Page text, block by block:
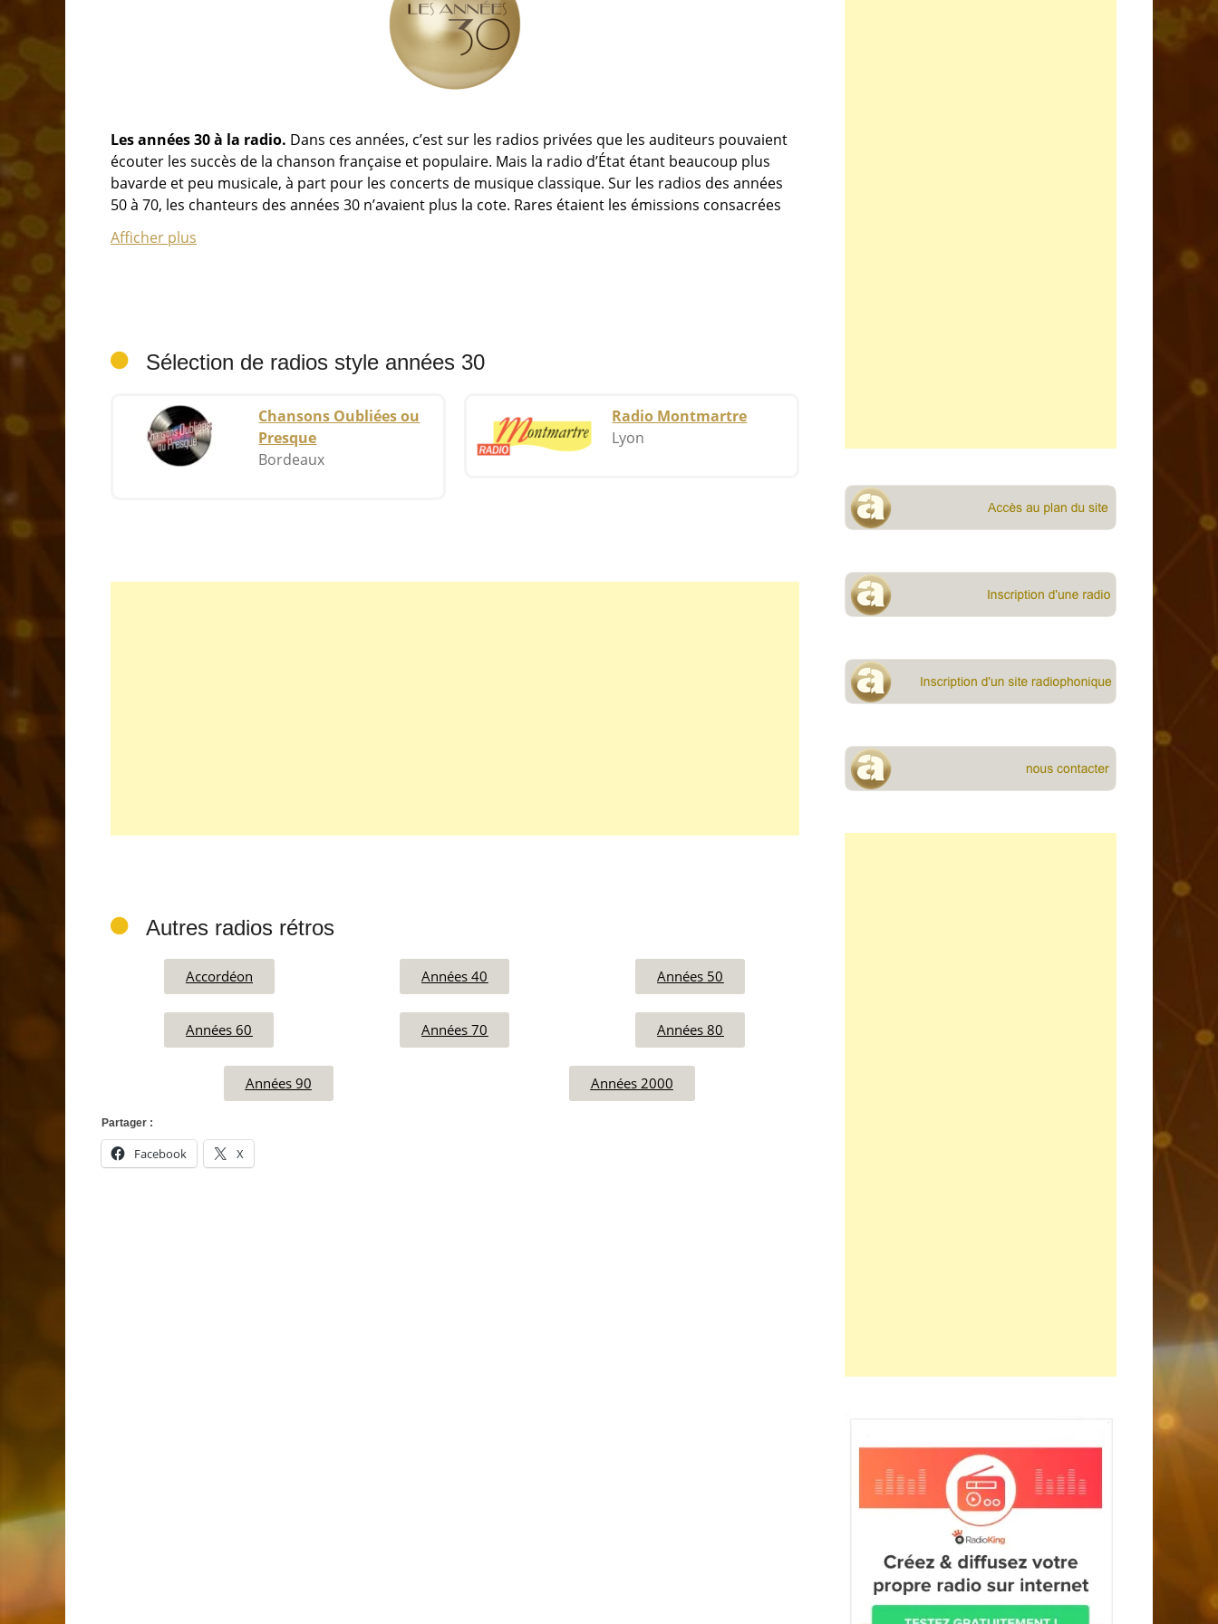
Les années 30 à la radio. Dans ces années, c’est sur les radios privées que les auditeurs pouvaient
écouter les succès de la chanson française et populaire. Mais la radio d’État étant beaucoup plus
bavarde et peu musicale, à part pour les concerts de musique classique. Sur les radios des années
50 à 70, les chanteurs des années 30 n’avaient plus la cote. Rares étaient les émissions consacrées
aux airs anciens, à part peut-être sur la périphérique Radio-Andorre qui offrait plusieurs émissions
pour les séniors.
anciens animateurs de Radio-Montmartre disparurent peu à peu et, avec eux, les airs des années 40
et 30. Mais Radio Montmartre sera relancée sur le web dans les années 2020. Si la programmation
entendre régulièrement de la chanson française des années 30.
Afficher plus
Sélection de radios style années 30
Chansons Oubliées ou
Presque
Bordeaux
Radio Montmartre
Lyon
Autres radios rétros
Accordéon Années 40 Années 50
Années 60 Années 70 Années 80
Années 90 Années 2000
Partager :
Facebook X